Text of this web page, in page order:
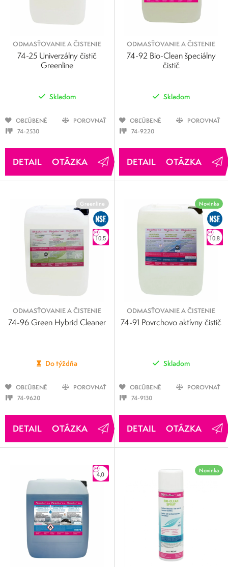
ODMASŤOVANIE A ČISTENIE
74-25 Univerzálny čistič
Greenline
Skladom
OBĽÚBENÉ
POROVNAŤ
74-2530
OTÁZKA
ODMASŤOVANIE A ČISTENIE
74-92 Bio-Clean špeciálny
čistič
Skladom
OBĽÚBENÉ
POROVNAŤ
74-9220
OTÁZKA
Greenline
ODMASŤOVANIE A ČISTENIE
74-96 Green Hybrid Cleaner
Do týždňa
OBĽÚBENÉ
POROVNAŤ
74-9620
OTÁZKA
Novinka
ODMASŤOVANIE A ČISTENIE
74-91 Povrchovo aktívny čistič
Skladom
OBĽÚBENÉ
POROVNAŤ
74-9130
OTÁZKA
Novinka